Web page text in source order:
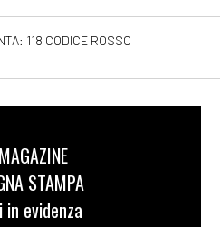
118 CODICE ROSSO
STAMPA
evidenza